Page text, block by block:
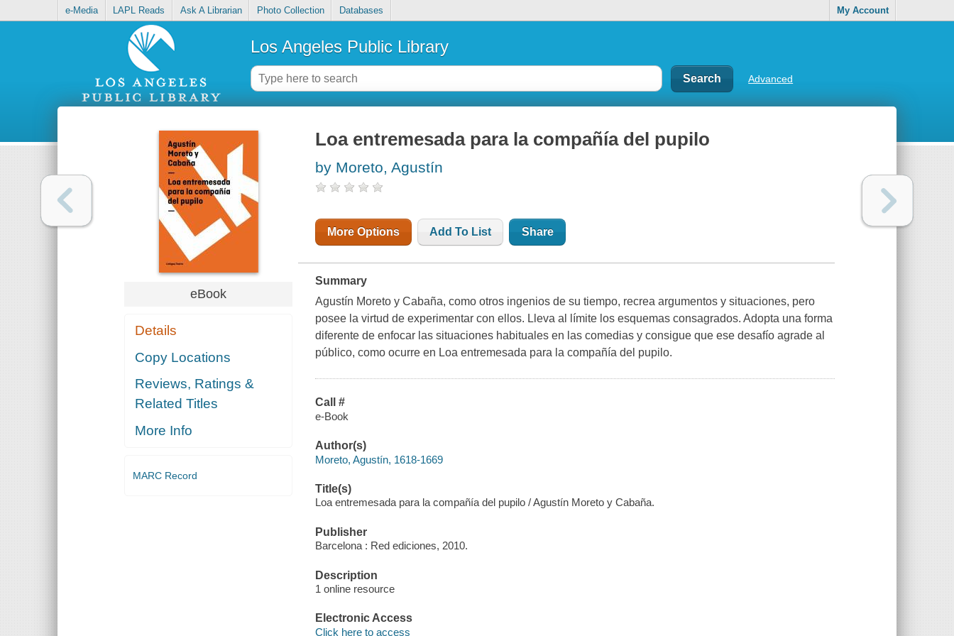
e-Media LAPL Reads Ask A Librarian Photo Collection Databases My Account
Los Angeles Public Library
Advanced
eBook
Details
Copy Locations
Reviews, Ratings &
Related Titles
More Info
MARC Record
Loa entremesada para la compañía del pupilo
by Moreto, Agustín
More Options Add To List Share
Summary
Agustín Moreto y Cabaña, como otros ingenios de su tiempo, recrea argumentos y situaciones, pero
posee la virtud de experimentar con ellos. Lleva al límite los esquemas consagrados. Adopta una forma
diferente de enfocar las situaciones habituales en las comedias y consigue que ese desafío agrade al
público, como ocurre en Loa entremesada para la compañía del pupilo.
Call #
e-Book
Author(s)
Moreto, Agustín, 1618-1669
Title(s)
Loa entremesada para la compañía del pupilo / Agustín Moreto y Cabaña.
Publisher
Barcelona : Red ediciones, 2010.
Description
1 online resource
Electronic Access
Click here to access